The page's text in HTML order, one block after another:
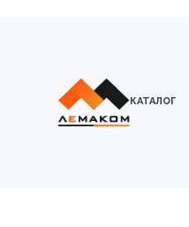
КАТАЛОГ